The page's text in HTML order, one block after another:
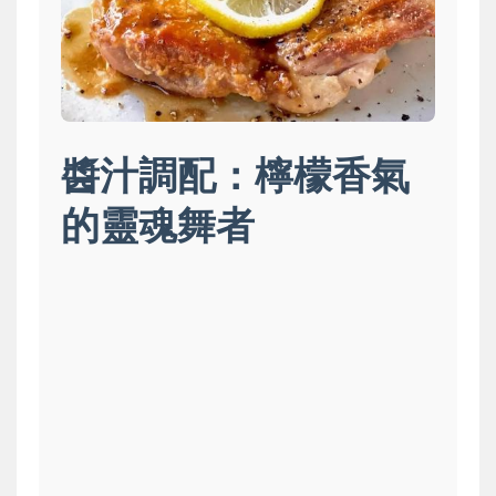
醬汁調配：檸檬香氣
的靈魂舞者